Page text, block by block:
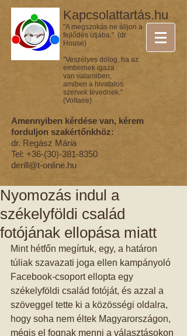
Kapcsolattartás.hu
"A megszokás ne álljon a
fejlődés útjába." (dr.
House)
"Veszélyes dolog, ha az
embernek igaza
van valamiben,
amiben a hivatalos
szervek tévednek."
(Voltaire)
Amennyiben kérdése van, kérem
forduljon szakértőnkhöz:
dr. Regász Mária
Tel: +36-(30)-381-8350
derill@t-online.hu
Nyomozás indul a
székelyföldi család
fotójának ellopása miatt
Mint hétfőn megírtuk, egy, a határon
túliak szavazati joga ellen kampányoló
Facebook-csoport ellopta egy
székelyföldi család fotóját, és azzal a
szöveggel tette ki a közösségi oldalra,
hogy soha nem éltek Magyarországon,
mégis el fognak menni a választásokon